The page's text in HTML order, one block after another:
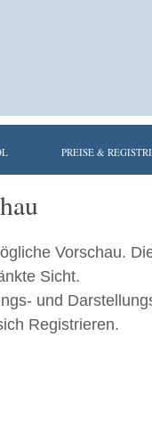
PREISE &
Vorschau.
Sicht.
und
Registrieren.